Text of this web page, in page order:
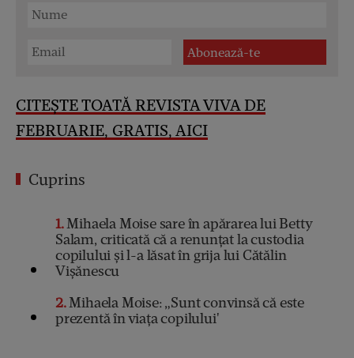
CITEȘTE TOATĂ REVISTA VIVA DE
FEBRUARIE, GRATIS, AICI
Cuprins
1Mihaela Moise sare în apărarea lui Betty
Salam, criticată că a renunțat la custodia
copilului și l-a lăsat în grija lui Cătălin
Vișănescu
2Mihaela Moise: „Sunt convinsă că este
prezentă în viața copilului'